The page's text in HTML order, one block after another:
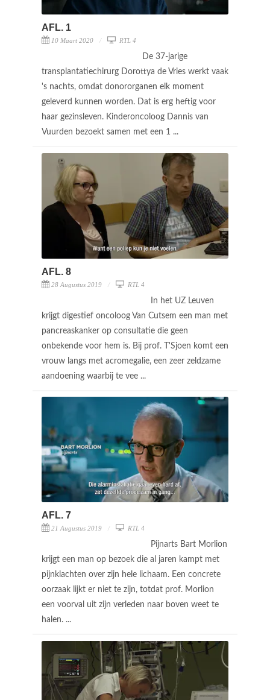
AFL. 1
10 Maart 2020 RTL 4
De 37-jarige
transplantatiechirurg Dorottya de Vries werkt vaak
's nachts, omdat donororganen elk moment
geleverd kunnen worden. Dat is erg heftig voor
haar gezinsleven. Kinderoncoloog Dannis van
Vuurden bezoekt samen met een 1 ...
AFL. 8
28 Augustus 2019 RTL 4
In het UZ Leuven
krijgt digestief oncoloog Van Cutsem een man met
pancreaskanker op consultatie die geen
onbekende voor hem is. Bij prof. T'Sjoen komt een
vrouw langs met acromegalie, een zeer zeldzame
aandoening waarbij te vee ...
AFL. 7
21 Augustus 2019 RTL 4
Pijnarts Bart Morlion
krijgt een man op bezoek die al jaren kampt met
pijnklachten over zijn hele lichaam. Een concrete
oorzaak lijkt er niet te zijn, totdat prof. Morlion
een voorval uit zijn verleden naar boven weet te
halen. ...